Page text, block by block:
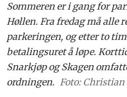
Sommeren er i gang for
Høllen. Fra fredag må alle
parkeringen, og etter to
betalingsuret å løpe.
Snarkjøp og Skagen
ordningen. Foto: